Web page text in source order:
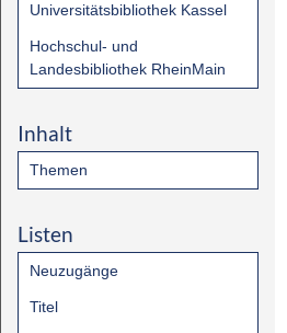
Universitätsbibliothek Kassel
Hochschul- und
Landesbibliothek RheinMain
Inhalt
Themen
Listen
Neuzugänge
Titel